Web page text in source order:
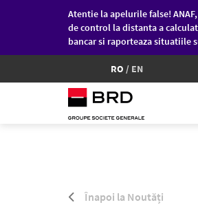
Atentie la apelurile false!
de control la distanta a
bancar si raporteaza situatiile
RO / EN
Înapoi la Noutăți